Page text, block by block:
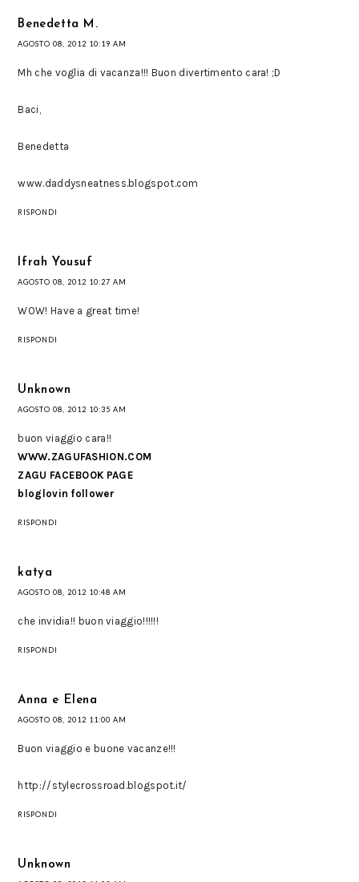
Benedetta M.
AGOSTO 08, 2012 10:19 AM
Mh che voglia di vacanza!!! Buon divertimento cara! ;D
Baci,
Benedetta
www.daddysneatness.blogspot.com
RISPONDI
Ifrah Yousuf
AGOSTO 08, 2012 10:27 AM
WOW! Have a great time!
RISPONDI
Unknown
AGOSTO 08, 2012 10:35 AM
buon viaggio cara!!
WWW.ZAGUFASHION.COM
ZAGU FACEBOOK PAGE
bloglovin follower
RISPONDI
katya
AGOSTO 08, 2012 10:48 AM
che invidia!! buon viaggio!!!!!!
RISPONDI
Anna e Elena
AGOSTO 08, 2012 11:00 AM
Buon viaggio e buone vacanze!!!
http://stylecrossroad.blogspot.it/
RISPONDI
Unknown